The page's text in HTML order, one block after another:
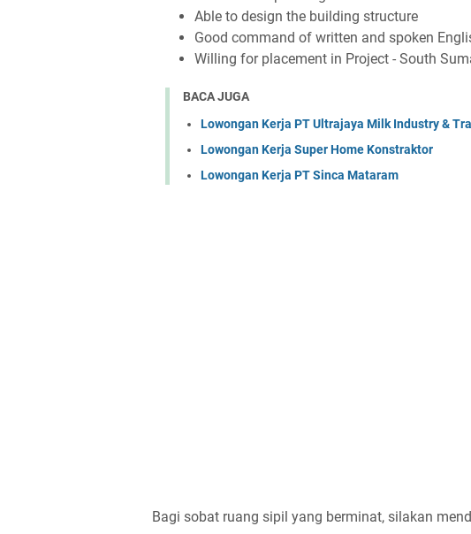
Able to design the building structure
Good command of written and spoken
Willing for placement in Project - South
BACA JUGA
Lowongan Kerja PT Ultrajaya Milk Industry &
Lowongan Kerja Super Home Konstraktor
Lowongan Kerja PT Sinca Mataram
Bagi sobat ruang sipil yang berminat, silakan